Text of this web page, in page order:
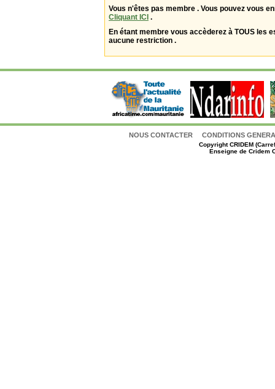
Vous n'êtes pas membre . Vous pouvez vous
Cliquant ICI .
En étant membre vous accèderez à TOUS les
aucune restriction .
NOUS CONTACTER CONDITIONS
CopyrightCRIDEM
Enseigne de Cridem